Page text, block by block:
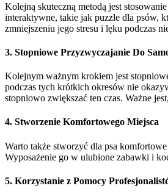
Kolejną skuteczną metodą jest
interaktywne, takie jak puzzle dla psów,
zmniejszeniu jego stresu i lęku podczas
3. Stopniowe Przyzwyczajanie Do
Kolejnym ważnym krokiem jest
podczas tych krótkich okresów nie
stopniowo zwiększać ten czas. Ważne
4. Stworzenie Komfortowego Miejsca
Warto także stworzyć dla psa
Wyposażenie go w ulubione zabawki i
5. Korzystanie z Pomocy